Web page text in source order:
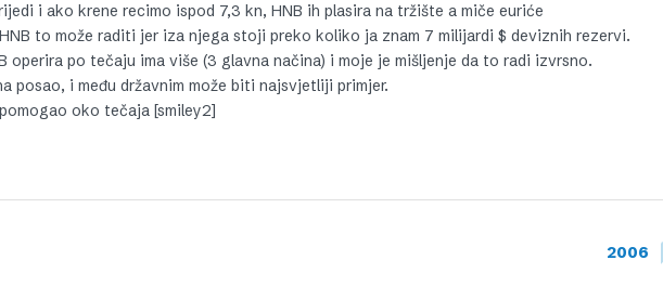
i ako krene recimo ispod 7,3 kn, HNB ih plasira na tržište a miče euriće
to može raditi jer iza njega stoji preko koliko ja znam 7 milijardi $ deviznih rezervi.
operira po tečaju ima više (3 glavna načina) i moje je mišljenje da to radi izvrsno.
posao, i među državnim može biti najsvjetliji primjer.
oko tečaja [smiley2]
2006